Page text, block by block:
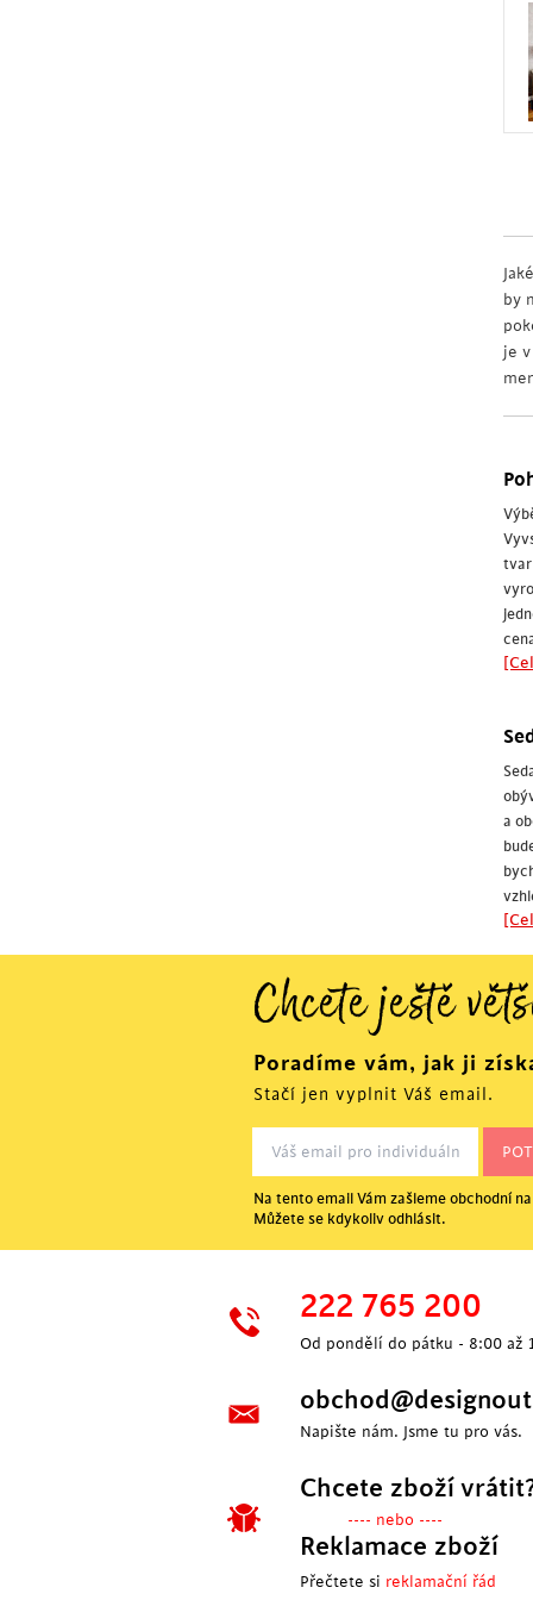
by
je
a
Chcete ještě
Poradíme vám, jak ji
Stačí jen vyplnit Váš email.
Na tento email Vám zašleme obchodní
Můžete se kdykoliv odhlásit.
222 765 200
Od pondělí do pátku - 8:00 až
Napište nám. Jsme tu pro vás.
Chcete zboží
---- nebo ----
Reklamace zboží
Přečtete si reklamační řád